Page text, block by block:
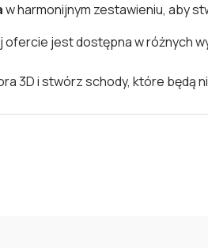
w harmonijnym zestawieniu, aby
ofercie jest dostępna w różnych
3D i stwórz schody, które będą